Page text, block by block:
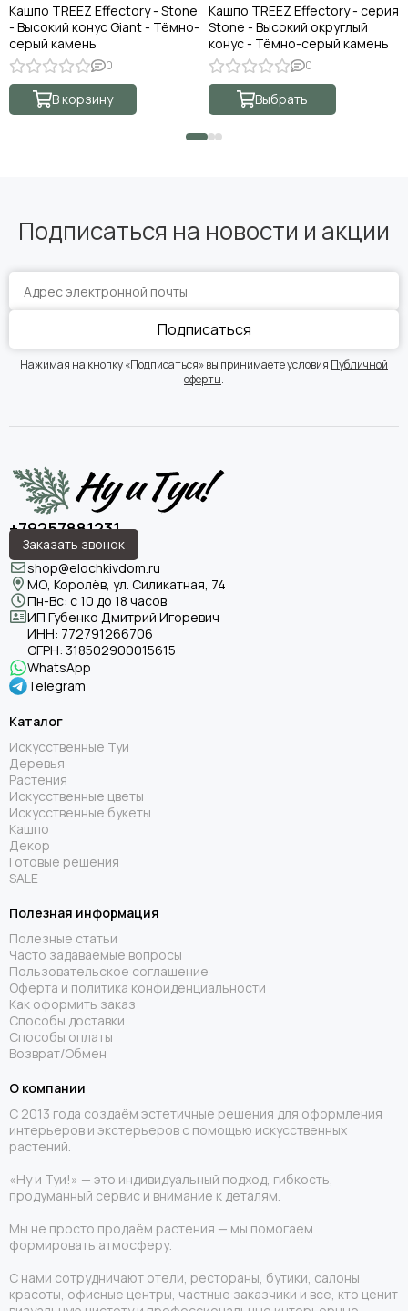
Кашпо TREEZ Effectory - Stone
- Высокий конус Giant - Тёмно-
серый камень
0
В корзину
Кашпо TREEZ Effectory - серия
Stone - Высокий округлый
конус - Тёмно-серый камень
0
Выбрать
Подписаться на новости и акции
Подписаться
Нажимая на кнопку «Подписаться» вы принимаете условия Публичной
оферты.
+79257881231
Заказать звонок
shop@elochkivdom.ru
МО, Королёв, ул. Силикатная, 74
Пн-Вс: с 10 до 18 часов
ИП Губенко Дмитрий Игоревич
ИНН: 772791266706
ОГРН: 318502900015615
WhatsApp
Telegram
Каталог
Искусственные Туи
Деревья
Растения
Искусственные цветы
Искусственные букеты
Кашпо
Декор
Готовые решения
SALE
Полезная информация
Полезные статьи
Часто задаваемые вопросы
Пользовательское соглашение
Оферта и политика конфиденциальности
Как оформить заказ
Способы доставки
Способы оплаты
Возврат/Обмен
О компании
С 2013 года создаём эстетичные решения для оформления
интерьеров и экстерьеров с помощью искусственных
растений.
«Ну и Туи!» — это индивидуальный подход, гибкость,
продуманный сервис и внимание к деталям.
Мы не просто продаём растения — мы помогаем
формировать атмосферу.
С нами сотрудничают отели, рестораны, бутики, салоны
красоты, офисные центры, частные заказчики и все, кто ценит